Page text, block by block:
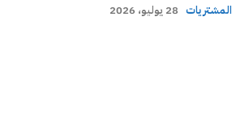
المشتريات 28 يوليو، 2026